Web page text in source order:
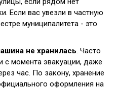
Если вас увезли в частную
муниципалитета - это
не хранилась. Часто
с момента эвакуации, даже
час. По закону, хранение
оформления на